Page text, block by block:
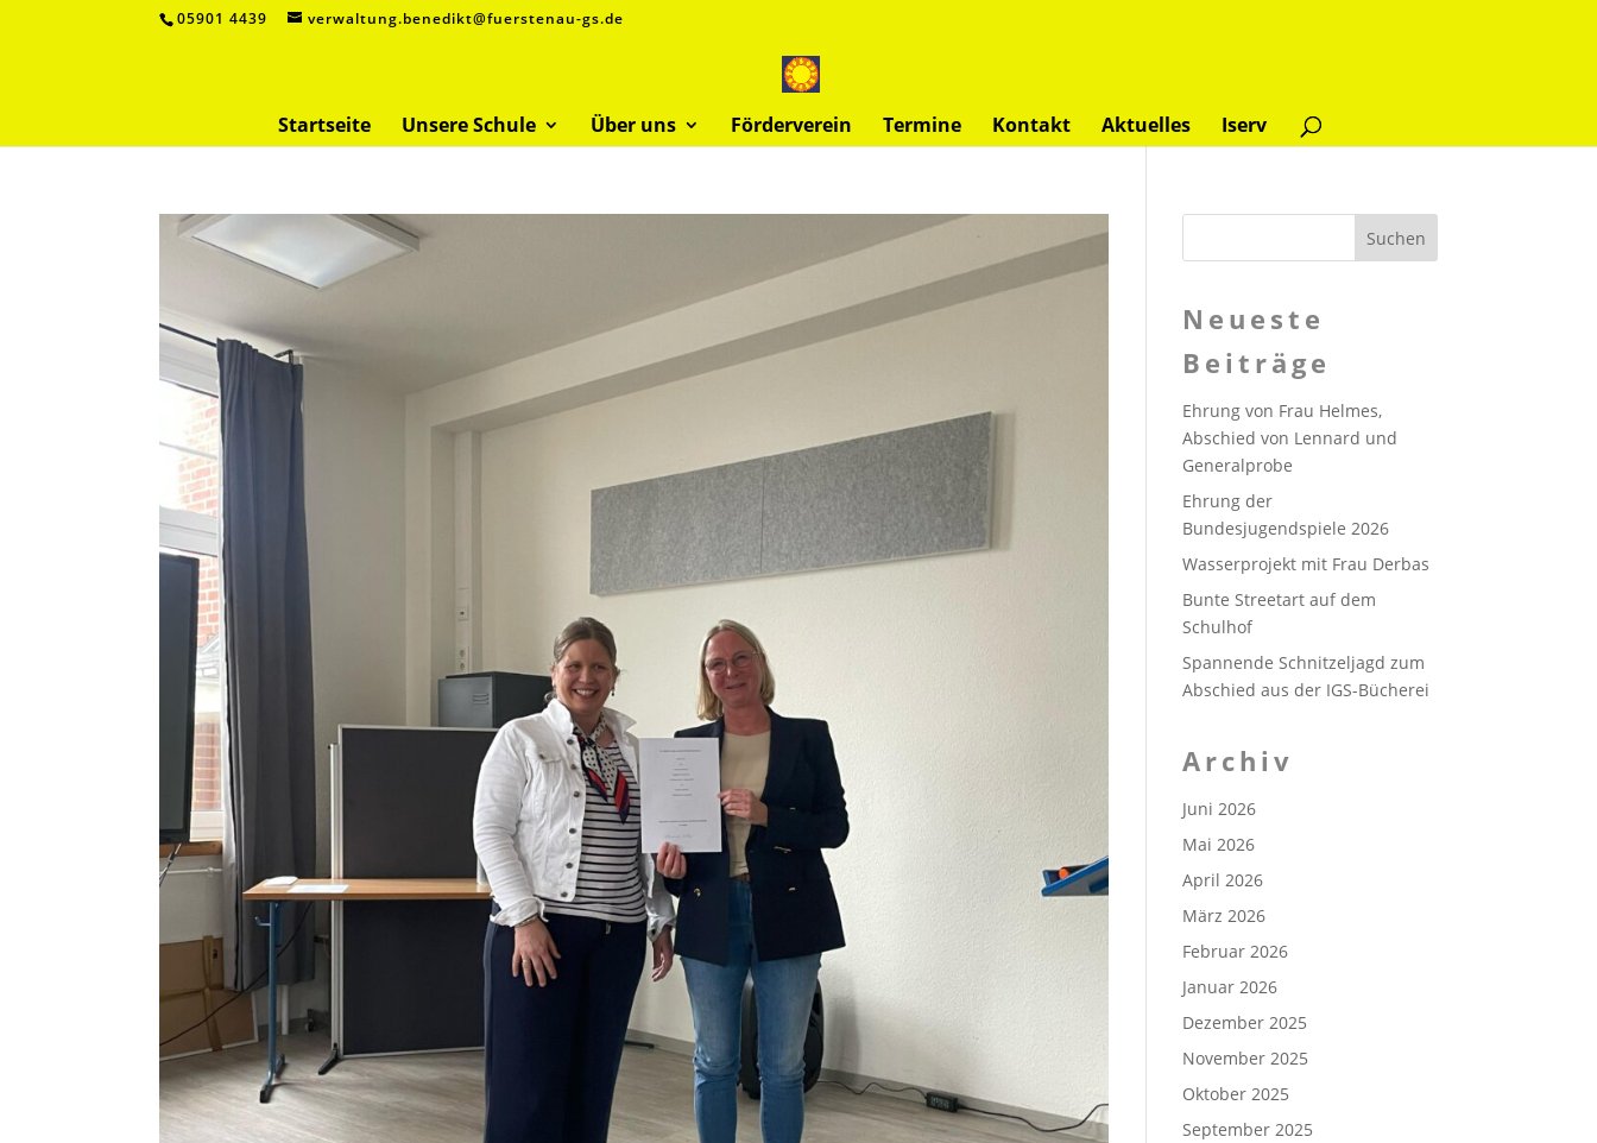
05901 4439 verwaltung.benedikt@fuerstenau-gs.de
Startseite Unsere Schule Über uns Förderverein Termine Kontakt Aktuelles Iserv
Neueste
Beiträge
Ehrung von Frau Helmes,
Abschied von Lennard und
Generalprobe
Ehrung der
Bundesjugendspiele 2026
Wasserprojekt mit Frau Derbas
Bunte Streetart auf dem
Schulhof
Spannende Schnitzeljagd zum
Abschied aus der IGS-Bücherei
Archiv
Juni 2026
Mai 2026
April 2026
März 2026
Februar 2026
Januar 2026
Dezember 2025
November 2025
Oktober 2025
September 2025